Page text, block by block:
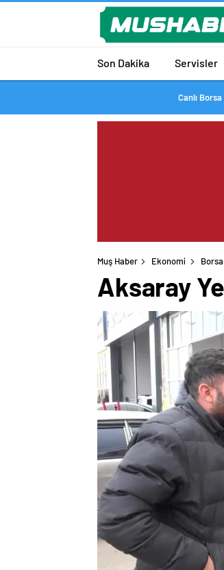
Son Dakika Servisler
Canlı Borsa
Muş Haber Ekonomi Borsa
Aksaray